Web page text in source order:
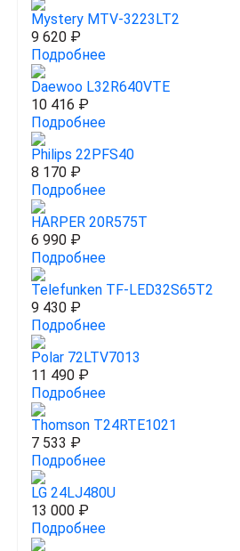
Mystery MTV-3223LT2
9 620 ₽
Подробнее
Daewoo L32R640VTE
10 416 ₽
Подробнее
Philips 22PFS40
8 170 ₽
Подробнее
HARPER 20R575T
6 990 ₽
Подробнее
Telefunken TF-LED32S65T2
9 430 ₽
Подробнее
Polar 72LTV7013
11 490 ₽
Подробнее
Thomson T24RTE1021
7 533 ₽
Подробнее
LG 24LJ480U
13 000 ₽
Подробнее